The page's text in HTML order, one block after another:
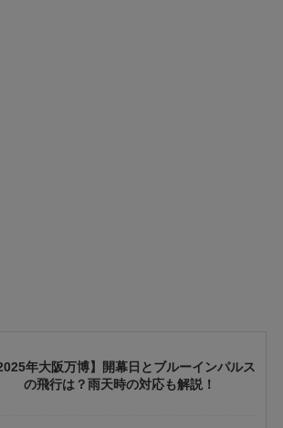
2025年大阪万博】開幕日とブルーインパルス
の飛行は？雨天時の対応も解説！